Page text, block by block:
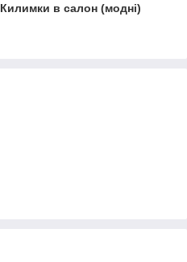
Килимки в салон (модні)